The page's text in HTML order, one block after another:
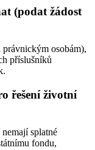
(podat žádost
osobám),
příslušníků
řešení životní
splatné
fondu,